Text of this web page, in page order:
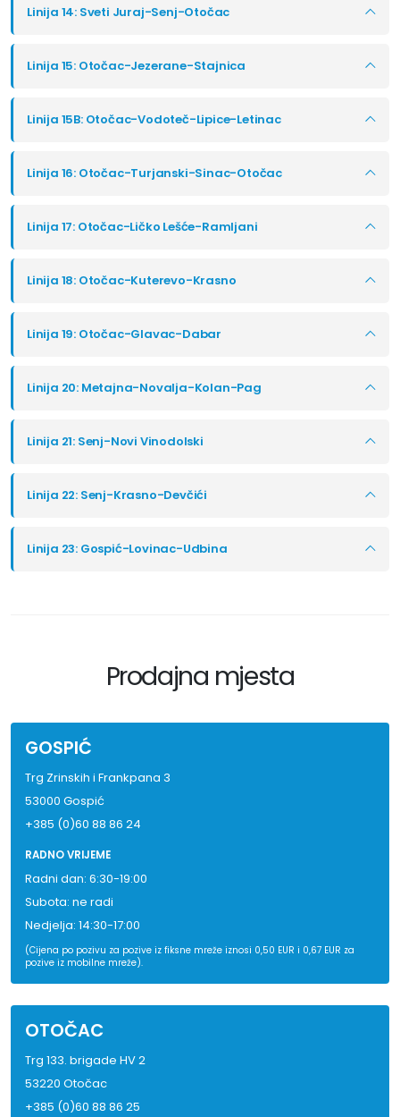
Linija 14: Sveti Juraj-Senj-Otočac
Linija 15: Otočac-Jezerane-Stajnica
Linija 15B: Otočac-Vodoteč-Lipice-Letinac
Linija 16: Otočac-Turjanski-Sinac-Otočac
Linija 17: Otočac-Ličko Lešće-Ramljani
Linija 18: Otočac-Kuterevo-Krasno
Linija 19: Otočac-Glavac-Dabar
Linija 20: Metajna-Novalja-Kolan-Pag
Linija 21: Senj-Novi Vinodolski
Linija 22: Senj-Krasno-Devčići
Linija 23: Gospić-Lovinac-Udbina
Prodajna mjesta
GOSPIĆ
Trg Zrinskih i Frankpana 3
53000 Gospić
+385 (0)60 88 86 24
RADNO VRIJEME
Radni dan: 6:30-19:00
Subota: ne radi
Nedjelja: 14:30-17:00
(Cijena po pozivu za pozive iz fiksne mreže iznosi 0,50 EUR i 0,67 EUR za
pozive iz mobilne mreže).
OTOČAC
Trg 133. brigade HV 2
53220 Otočac
+385 (0)60 88 86 25